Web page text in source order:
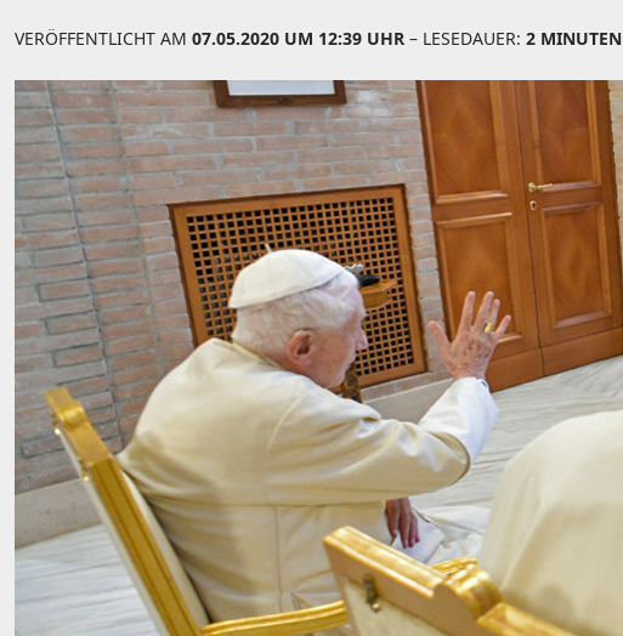
VERÖFFENTLICHT AM 07.05.2020 UM 12:39 UHR – LESEDAUER: 2 MINUTEN